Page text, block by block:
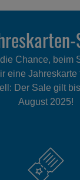
Chance, beim
eine Jahreskarte
Der Sale gilt
August 2025!